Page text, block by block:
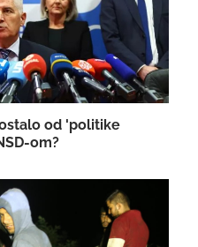
od 'politike
om?